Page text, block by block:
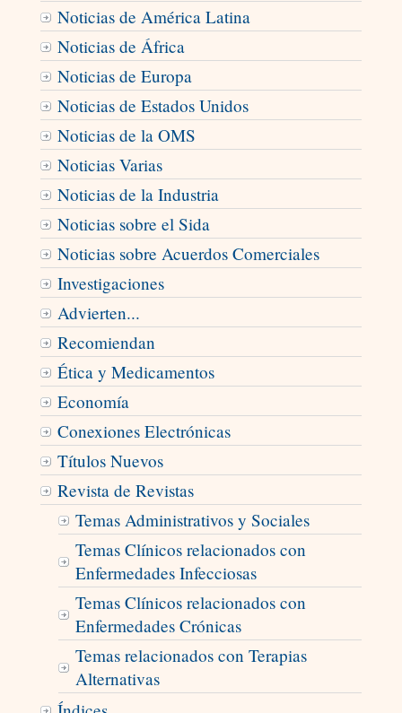
Noticias de América Latina
Noticias de África
Noticias de Europa
Noticias de Estados Unidos
Noticias de la OMS
Noticias Varias
Noticias de la Industria
Noticias sobre el Sida
Noticias sobre Acuerdos Comerciales
Investigaciones
Advierten...
Recomiendan
Ética y Medicamentos
Economía
Conexiones Electrónicas
Títulos Nuevos
Revista de Revistas
Temas Administrativos y Sociales
Temas Clínicos relacionados con
Enfermedades Infecciosas
Temas Clínicos relacionados con
Enfermedades Crónicas
Temas relacionados con Terapias
Alternativas